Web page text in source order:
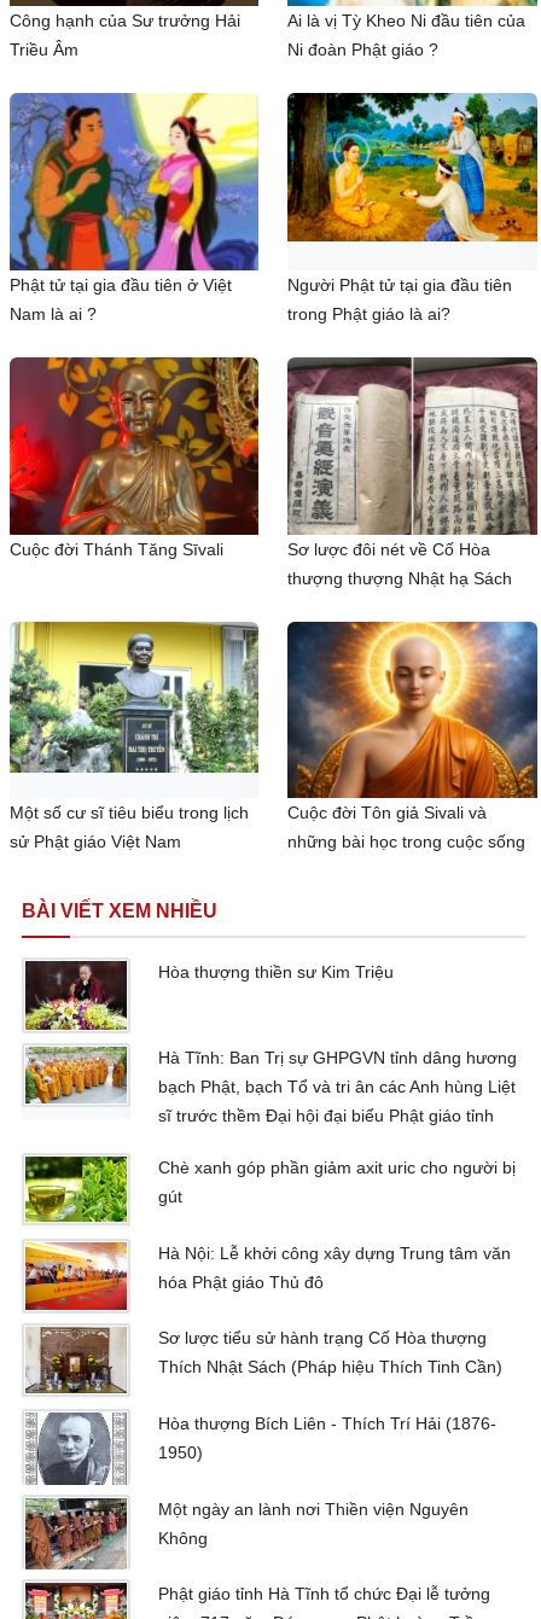
Công hạnh của Sư trưởng Hải
Triều Âm
Ai là vị Tỳ Kheo Ni đầu tiên của
Ni đoàn Phật giáo ?
Phật tử tại gia đầu tiên ở Việt
Nam là ai ?
Người Phật tử tại gia đầu tiên
trong Phật giáo là ai?
Cuộc đời Thánh Tăng Sīvali
Sơ lược đôi nét về Cố Hòa
thượng thượng Nhật hạ Sách
Một số cư sĩ tiêu biểu trong lịch
sử Phật giáo Việt Nam
Cuộc đời Tôn giả Sivali và
những bài học trong cuộc sống
BÀI VIẾT XEM NHIỀU
Hòa thượng thiền sư Kim Triệu
Hà Tĩnh: Ban Trị sự GHPGVN tỉnh dâng hương
bạch Phật, bạch Tổ và tri ân các Anh hùng Liệt
sĩ trước thềm Đại hội đại biểu Phật giáo tỉnh
Chè xanh góp phần giảm axit uric cho người bị
gút
Hà Nội: Lễ khởi công xây dựng Trung tâm văn
hóa Phật giáo Thủ đô
Sơ lược tiểu sử hành trạng Cố Hòa thượng
Thích Nhật Sách (Pháp hiệu Thích Tinh Cần)
Hòa thượng Bích Liên - Thích Trí Hải (1876-
1950)
Một ngày an lành nơi Thiền viện Nguyên
Không
Phật giáo tỉnh Hà Tĩnh tổ chức Đại lễ tưởng